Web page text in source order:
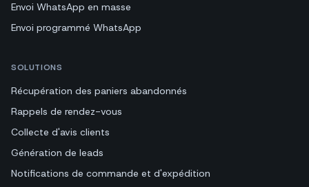
Envoi WhatsApp en masse
Envoi programmé WhatsApp
SOLUTIONS
Récupération des paniers abandonnés
Rappels de rendez-vous
Collecte d'avis clients
Génération de leads
Notifications de commande et d'expédition